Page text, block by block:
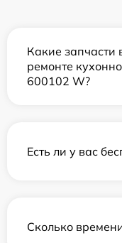
Какие запчасти
ремонте
600102 W?
Есть ли у вас
Сколько